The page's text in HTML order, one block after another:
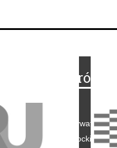
Na skróty
Polityka prywatności
Polityka coockies